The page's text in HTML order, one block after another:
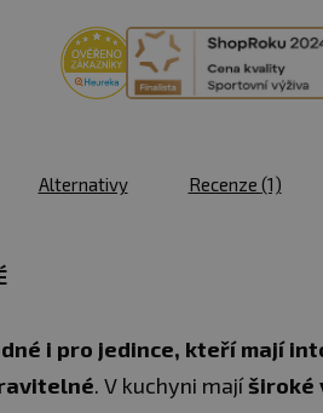
Alternativy Recenze (1)
i pro jedince, kteří mají
. V kuchyni majíširoké